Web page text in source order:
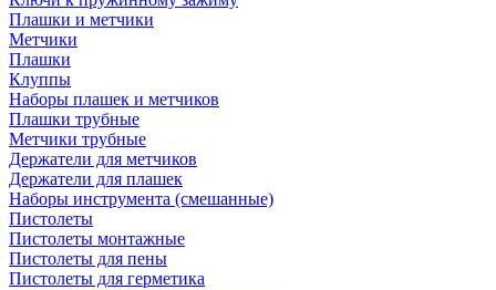
Плашки и метчики
Метчики
Плашки
Клуппы
Наборы плашек и метчиков
Плашки трубные
Метчики трубные
Держатели для метчиков
Держатели для плашек
Наборы инструмента (смешанные)
Пистолеты
Пистолеты монтажные
Пистолеты для пены
Пистолеты для герметика